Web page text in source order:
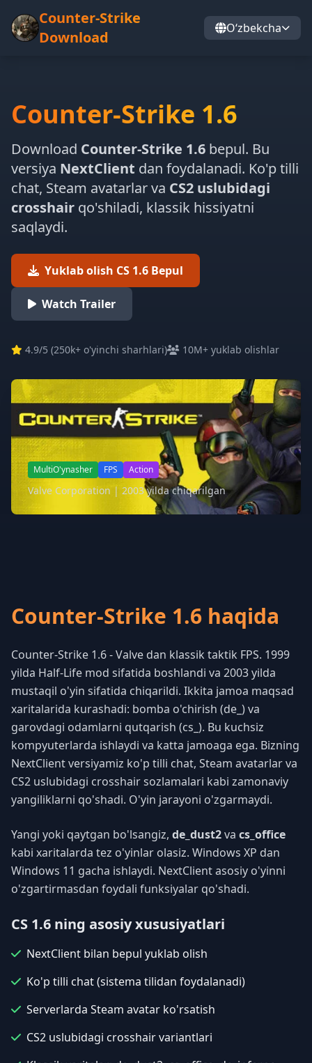
Counter-Strike
Download
Oʻzbekcha
Counter-Strike 1.6
Download Counter-Strike 1.6 bepul. Bu
versiya NextClient dan foydalanadi. Ko'p tilli
chat, Steam avatarlar va CS2 uslubidagi
crosshair qo'shiladi, klassik hissiyatni
saqlaydi.
Yuklab olish CS 1.6 Bepul
Watch Trailer
4.9/5 (250k+ o'yinchi sharhlari) 10M+ yuklab olishlar
MultiO'ynasher FPS Action
Valve Corporation | 2003 yilda chiqarilgan
Counter-Strike 1.6 haqida
Counter-Strike 1.6 - Valve dan klassik taktik FPS. 1999
yilda Half-Life mod sifatida boshlandi va 2003 yilda
mustaqil o'yin sifatida chiqarildi. Ikkita jamoa maqsad
xaritalarida kurashadi: bomba o'chirish (de_) va
garovdagi odamlarni qutqarish (cs_). Bu kuchsiz
kompyuterlarda ishlaydi va katta jamoaga ega. Bizning
NextClient versiyamiz ko'p tilli chat, Steam avatarlar va
CS2 uslubidagi crosshair sozlamalari kabi zamonaviy
yangiliklarni qo'shadi. O'yin jarayoni o'zgarmaydi.
Yangi yoki qaytgan bo'lsangiz, de_dust2va cs_office
kabi xaritalarda tez o'yinlar olasiz. Windows XP dan
Windows 11 gacha ishlaydi. NextClient asosiy o'yinni
o'zgartirmasdan foydali funksiyalar qo'shadi.
CS 1.6 ning asosiy xususiyatlari
NextClient bilan bepul yuklab olish
Ko'p tilli chat (sistema tilidan foydalanadi)
Serverlarda Steam avatar ko'rsatish
CS2 uslubidagi crosshair variantlari